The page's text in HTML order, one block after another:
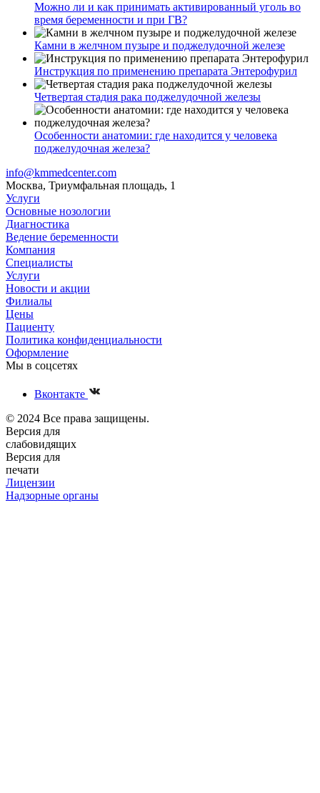
Можно ли и как принимать активированный уголь во
время беременности и при ГВ?
Камни в желчном пузыре и поджелудочной железе
Инструкция по применению препарата Энтерофурил
Четвертая стадия рака поджелудочной железы
Особенности анатомии: где находится у человека
поджелудочная железа?
info@kmmedcenter.com
Москва, Триумфальная площадь, 1
Услуги
Основные нозологии
Диагностика
Ведение беременности
Компания
Специалисты
Услуги
Новости и акции
Филиалы
Цены
Пациенту
Политика конфиденциальности
Оформление
Мы в соцсетях
Вконтакте
© 2024 Все права защищены.
Версия для
слабовидящих
Версия для
печати
Лицензии
Надзорные органы